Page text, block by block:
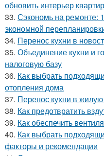
обновить интерьер
33. Сэкономь на ремонте:
экономной
34. Перенос кухни в
35. Объединение кухни и
налоговую базу
36. Как выбрать
отопления дома
37. Перенос кухни в
38. Как предотвратить
39. Как обеспечить
40. Как выбрать
факторы и рекомендации